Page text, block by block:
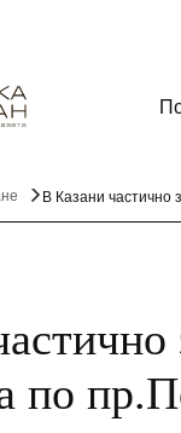
В Казани частично
по